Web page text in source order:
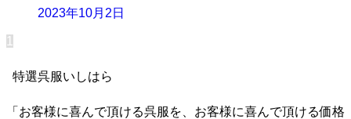
2023年10月2日
1
特選呉服いしはら
「お客様に喜んで頂ける呉服を、お客様に喜んで頂ける価格